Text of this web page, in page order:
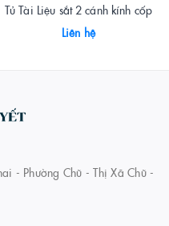
Tủ Tài Liệu sắt 2 cánh kính cốp
Liên hệ
- Phường Chũ - Thị Xã Chũ -